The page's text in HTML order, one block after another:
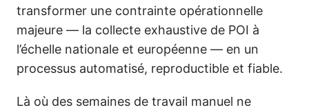
transformer une contrainte opérationnelle
majeure — la collecte exhaustive de POI à
l’échelle nationale et européenne — en un
processus automatisé, reproductible et fiable.
Là où des semaines de travail manuel ne